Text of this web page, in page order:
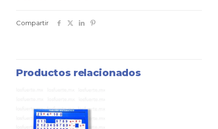
Compartir
Productos relacionados